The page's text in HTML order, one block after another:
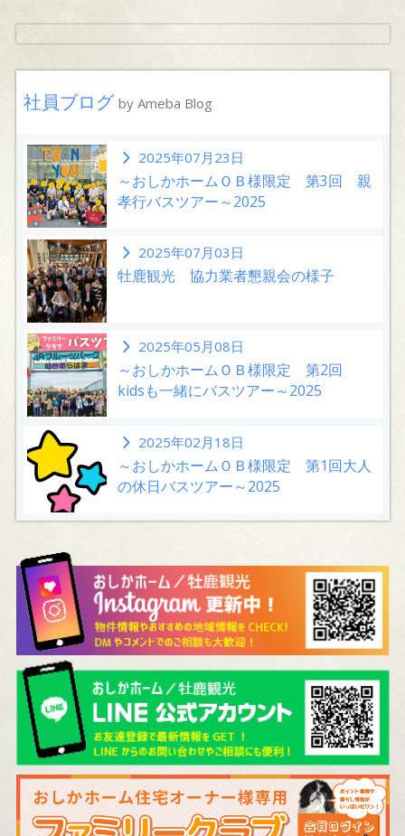
社員ブログ by Ameba Blog
2025年07月23日
～おしかホームＯＢ様限定 第3回 親
孝行バスツアー～2025
2025年07月03日
牡鹿観光 協力業者懇親会の様子
2025年05月08日
～おしかホームＯＢ様限定 第2回
kidsも一緒にバスツアー～2025
2025年02月18日
～おしかホームＯＢ様限定 第1回大人
の休日バスツアー～2025